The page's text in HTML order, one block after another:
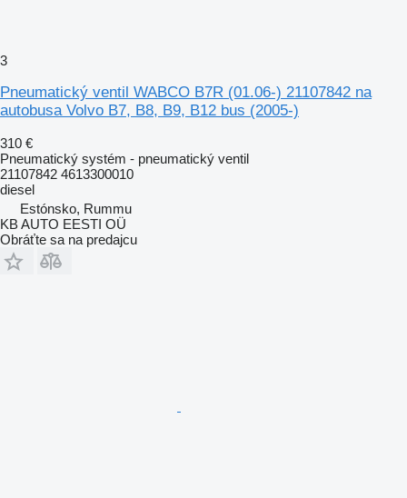
3
Pneumatický ventil WABCO B7R (01.06-) 21107842 na
autobusa Volvo B7, B8, B9, B12 bus (2005-)
310 €
Pneumatický systém - pneumatický ventil
21107842 4613300010
diesel
Estónsko, Rummu
KB AUTO EESTI OÜ
Obráťte sa na predajcu